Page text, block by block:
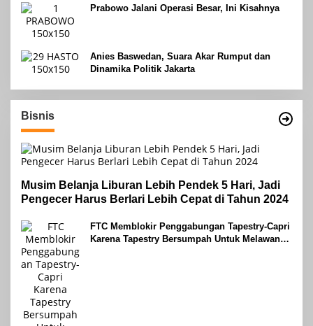
Prabowo Jalani Operasi Besar, Ini Kisahnya
Anies Baswedan, Suara Akar Rumput dan
Dinamika Politik Jakarta
Bisnis
Musim Belanja Liburan Lebih Pendek 5 Hari, Jadi
Pengecer Harus Berlari Lebih Cepat di Tahun 2024
FTC Memblokir Penggabungan Tapestry-Capri
Karena Tapestry Bersumpah Untuk Melawan